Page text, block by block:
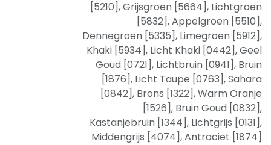
[5210],Grijsgroen [5664], Lichtgroen
[5832],Appelgroen [5510],
Dennegroen [5335], Limegroen [5912],
Khaki [5934], Licht Khaki [0442],Geel
Goud [0721], Lichtbruin [0941], Bruin
[1876], Licht Taupe [0763],Sahara
[0842], Brons [1322],Warm Oranje
[1526], Bruin Goud [0832],
Kastanjebruin [1344], Lichtgrijs [0131],
Middengrijs [4074],Antraciet [1874]